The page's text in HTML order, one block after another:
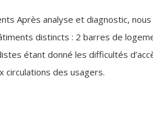
Après analyse et diagnostic,
distincts : 2 barres de
étant donné les difficultés
circulations des usagers.